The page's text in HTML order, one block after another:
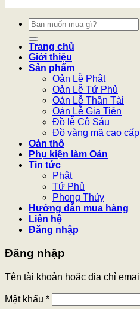
Tìm
kiếm:
Trang chủ
Giới thiệu
Sản phẩm
Oản Lễ Phật
Oản Lễ Tứ Phủ
Oản Lễ Thần Tài
Oản Lễ Gia Tiên
Đồ lễ Cô Sáu
Đồ vàng mã cao cấp
Oản thô
Phụ kiện làm Oản
Tin tức
Phật
Tứ Phủ
Phong Thủy
Hướng dẫn mua hàng
Liên hệ
Đăng nhập
Đăng nhập
Tên tài khoản hoặc địa chỉ email
Mật khẩu *